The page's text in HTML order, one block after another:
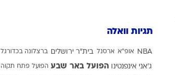
ספורט אמריקאי
תגיות וואלה
NBA אופ"א ארסנל בית"ר ירושלים ברצלונה בכדורגל
ג'אני אינפנטינו הפועל באר שבע הפועל פתח תקוה